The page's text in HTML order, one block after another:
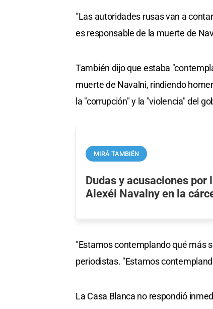
"Las autoridades rusas van a
es responsable de la muerte de
También dijo que estaba
muerte de Navalni, rindiendo
la "corrupción" y la "violencia" del
MIRÁ TAMBIÉN
Dudas y acusaciones por
Alexéi Navalny en la
"Estamos contemplando qué más
periodistas. "Estamos
La Casa Blanca no respondió